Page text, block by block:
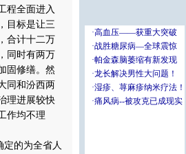
全面进入
目标是让三
合计十二万
同时有两万
固修缮。然
同和汾西两
理进展较快
作均不理
的为全省人